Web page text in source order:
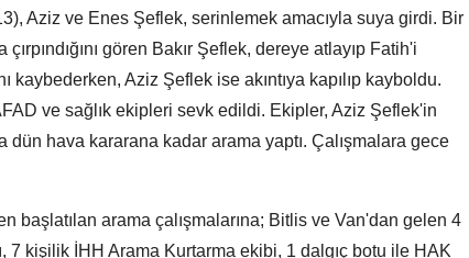
Aziz ve Enes Şeflek, serinlemek amacıyla suya girdi. Bir
gören Bakır Şeflek, dereye atlayıp Fatih'i
kaybederken, Aziz Şeflek ise akıntıya kapılıp kayboldu.
ve sağlık ekipleri sevk edildi. Ekipler, Aziz Şeflek'in
dün hava kararana kadar arama yaptı. Çalışmalara gece
başlatılan arama çalışmalarına; Bitlis ve Van'dan gelen 4
7 kişilik İHH Arama Kurtarma ekibi, 1 dalgıç botu ile HAK